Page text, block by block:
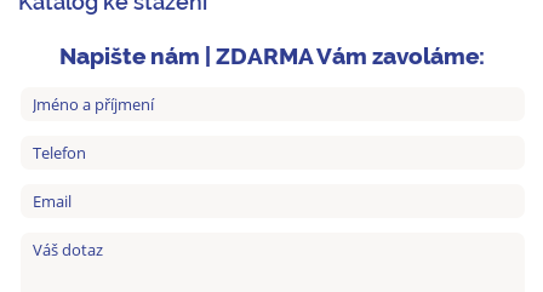
Napište nám | ZDARMA Vám zavoláme: